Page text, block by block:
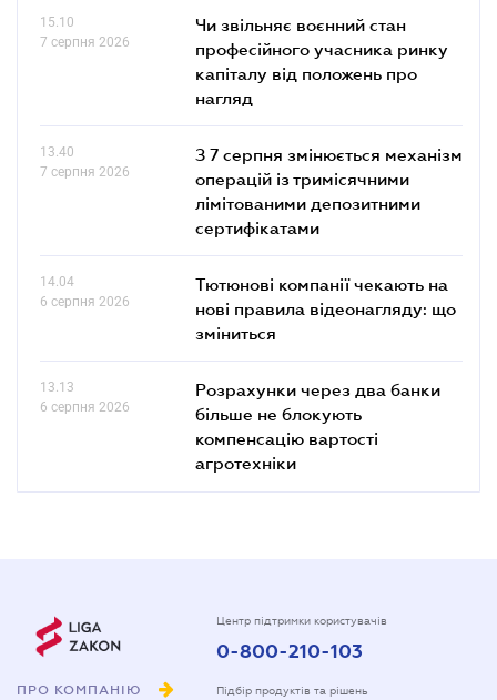
15.10
7 серпня 2026
Чи звільняє воєнний стан
професійного учасника ринку
капіталу від положень про
нагляд
13.40
7 серпня 2026
З 7 серпня змінюється механізм
операцій із тримісячними
лімітованими депозитними
сертифікатами
14.04
6 серпня 2026
Тютюнові компанії чекають на
нові правила відеонагляду: що
зміниться
13.13
6 серпня 2026
Розрахунки через два банки
більше не блокують
компенсацію вартості
агротехніки
ПРО КОМПАНІЮ
Центр підтримки користувачів
0-800-210-103
Підбір продуктів та рішень